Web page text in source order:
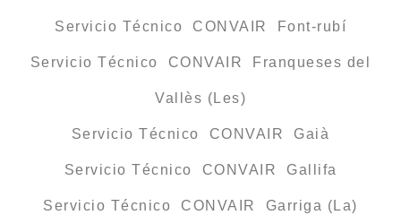
Servicio Técnico CONVAIR Font-rubí
Servicio Técnico CONVAIR Franqueses del
Vallès (Les)
Servicio Técnico CONVAIR Gaià
Servicio Técnico CONVAIR Gallifa
Servicio Técnico CONVAIR Garriga (La)